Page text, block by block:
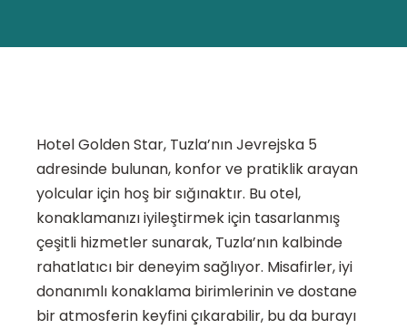
Hotel Golden Star, Tuzla’nın Jevrejska 5
adresinde bulunan, konfor ve pratiklik arayan
yolcular için hoş bir sığınaktır. Bu otel,
konaklamanızı iyileştirmek için tasarlanmış
çeşitli hizmetler sunarak, Tuzla’nın kalbinde
rahatlatıcı bir deneyim sağlıyor. Misafirler, iyi
donanımlı konaklama birimlerinin ve dostane
bir atmosferin keyfini çıkarabilir, bu da burayı